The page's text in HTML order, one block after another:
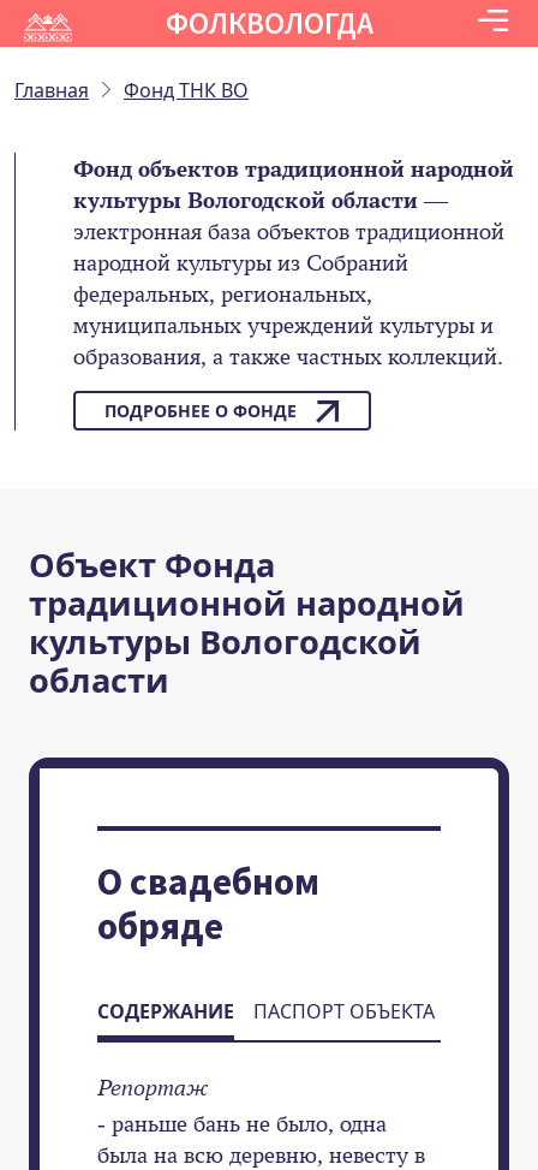
ФОЛКВОЛОГДА
Главная Фонд ТНК ВО
Фонд объектов традиционной народной
культуры Вологодской области—
электронная база объектов традиционной
народной культуры из Собраний
федеральных, региональных,
муниципальных учреждений культуры и
образования, а также частных коллекций.
ПОДРОБНЕЕ О ФОНДЕ
Объект Фонда
традиционной народной
культуры Вологодской
области
О свадебном
обряде
СОДЕРЖАНИЕ ПАСПОРТ ОБЪЕКТА
Репортаж
- раньше бань не было, одна
была на всю деревню, невесту в